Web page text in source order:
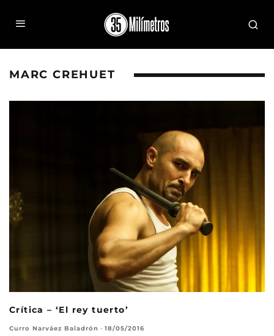
MARC CREHUET
Crítica – ‘El rey tuerto’
Curro Narváez Baladrón · 18/05/2016